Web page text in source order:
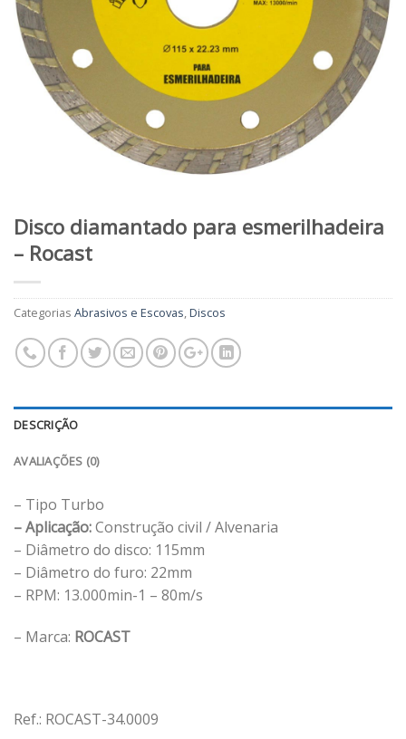
Disco diamantado para esmerilhadeira
– Rocast
Categorias Abrasivos e Escovas,Discos
DESCRIÇÃO
AVALIAÇÕES (0)
– Tipo Turbo
– Aplicação:Construção civil / Alvenaria
– Diâmetro do disco: 115mm
– Diâmetro do furo: 22mm
– RPM: 13.000min-1 – 80m/s
– Marca: ROCAST
Ref.: ROCAST-34.0009